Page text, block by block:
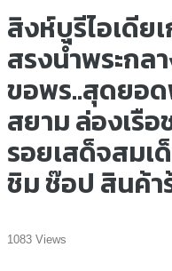
สิงห์บุรีไอเดีย
สรงน้ำพระกล
ขอพร..สุดยอ
สยาม ล่องเรื
รอยเสด็จสมเ
ชิม ช๊อป สินค้า
1083 Views